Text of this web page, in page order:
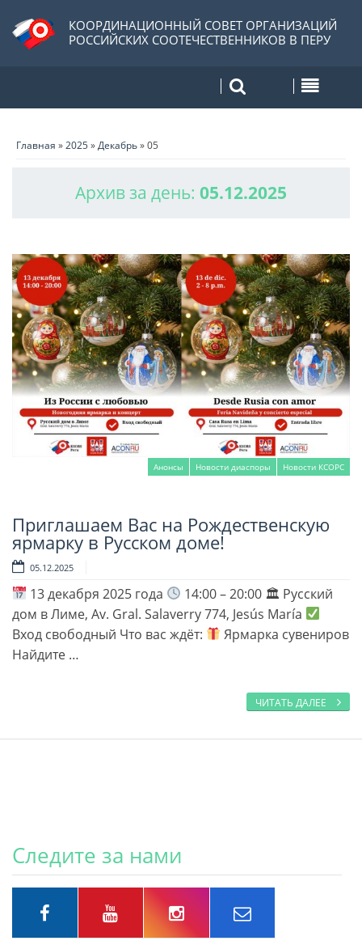
КООРДИНАЦИОННЫЙ СОВЕТ ОРГАНИЗАЦИЙ
РОССИЙСКИХ СООТЕЧЕСТВЕННИКОВ В ПЕРУ
Главная »2025»Декабрь»05
Архив за день: 05.12.2025
Анонсы Новости диаспоры Новости КСОРС
Читать далее
Приглашаем Вас на Рождественскую
ярмарку в Русском доме!
05.12.2025
13 декабря 2025 года
14:00 – 20:00 🏛 Русский
дом в Лиме, Av. Gral. Salaverry 774, Jesús María
Вход свободный Что вас ждёт:
Ярмарка сувениров
Найдите …
ЧИТАТЬ ДАЛЕЕ
Следите за нами